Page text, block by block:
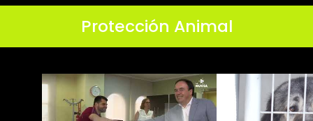
Protección Animal